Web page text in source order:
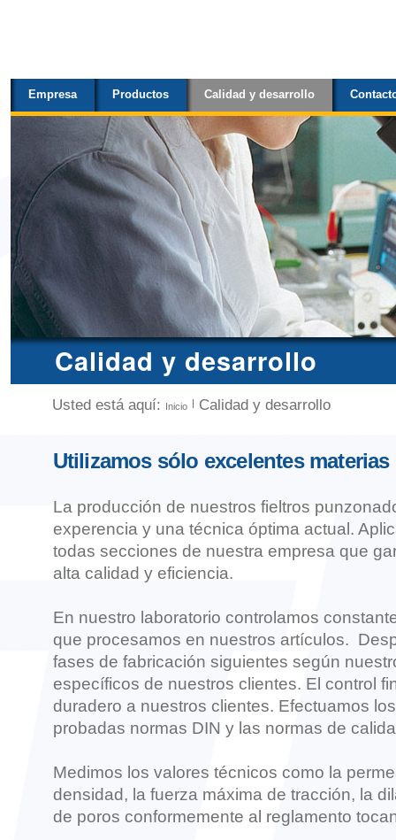
contenido.
Saltar
a
navegación
Empresa Productos Calidad y desarrollo
Calidad y desarrollo
Usted está aquí: Inicio Calidad y desarrollo
Utilizamos sólo excelentes
La producción de nuestros fieltros
experencia y una técnica óptima actual.
todas secciones de nuestra empresa que
alta calidad y eficiencia.
En nuestro laboratorio controlamos
que procesamos en nuestros artículos.
fases de fabricación siguientes según
específicos de nuestros clientes. El control
duradero a nuestros clientes. Efectuamos
probadas normas DIN y las normas de
Medimos los valores técnicos como la
densidad, la fuerza máxima de tracción, la
de poros conformemente al reglamento